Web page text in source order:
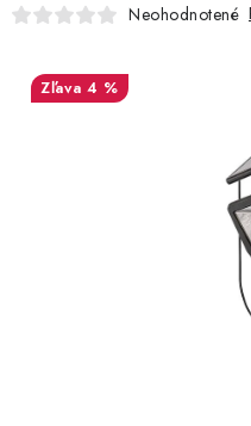
ELEKTROMATERIÁL
Neohodnotené
4 %